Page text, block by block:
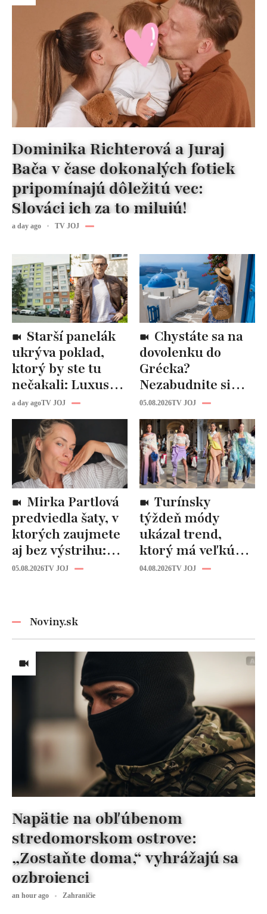
Dominika Richterová a Juraj
Bača v čase dokonalých fotiek
pripomínajú dôležitú vec:
Slováci ich za to milujú!
a day ago TV JOJ
ukrýva poklad,
ktorý by ste tu
nečakali: Luxusná
kuchyňa aj
kúpeľňa ako z
novostavby!
a day agoTV JOJ
dovolenku do
Grécka?
Nezabudnite si
odtiaľ uloviť tieto
štýlové kúsky
05.08.2026TV JOJ
predviedla šaty, v
ktorých zaujmete
aj bez výstrihu:
Ich čaro je v tomto
05.08.2026TV JOJ
týždeň módy
ukázal trend,
ktorý má veľkú
budúcnosť: Počuli
04.08.2026TV JOJ
Noviny.sk
Napätie na obľúbenom
stredomorskom ostrove:
„Zostaňte doma,“ vyhrážajú sa
ozbrojenci
an hour ago Zahraničie